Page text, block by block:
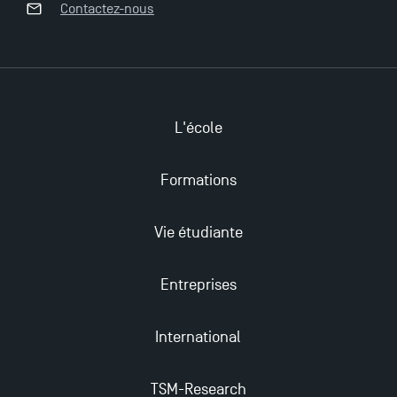
2023 !
Nouvelles formations à Toulouse School of
Contactez-nous
L'école
Formations
Vie étudiante
Entreprises
International
TSM-Research